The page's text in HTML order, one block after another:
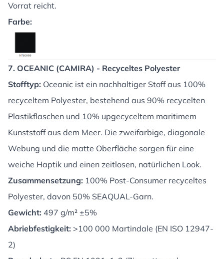
Vorrat reicht.
Farbe:
7. OCEANIC (CAMIRA) - Recyceltes Polyester
Stofftyp: Oceanic ist ein nachhaltiger Stoff aus 100%
recyceltem Polyester, bestehend aus 90% recycelten
Plastikflaschen und 10% upgecyceltem maritimem
Kunststoff aus dem Meer. Die zweifarbige, diagonale
Webung und die matte Oberfläche sorgen für eine
weiche Haptik und einen zeitlosen, natürlichen Look.
Zusammensetzung: 100% Post-Consumer recyceltes
Polyester, davon 50% SEAQUAL-Garn.
Gewicht: 497 g/m² ±5%
Abriebfestigkeit: >100 000 Martindale (EN ISO 12947-
2)